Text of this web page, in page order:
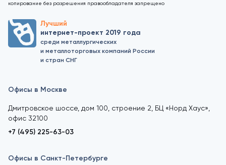
копирование без разрешения правообладателя запрещено
Лучший
интернет-проект 2019 года
среди металлургических
и металлоторговых компаний России
и стран СНГ
Офисы в Москве
Дмитровское шоссе, дом 100, строение 2, БЦ «Норд Хаус»,
офис 32100
+7 (495) 225-63-03
Офисы в Санкт-Петербурге